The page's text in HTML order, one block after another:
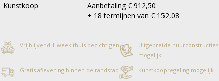
Kunstkoop
Aanbetaling € 912,50
+ 18 termijnen van € 152,08
Vrijblijvend 1 week thuis bezichtigen
Uitgebreide huurconstructies
mogelijk
Gratis aflevering binnen de randstad
Kunstkoopregeling mogelijk